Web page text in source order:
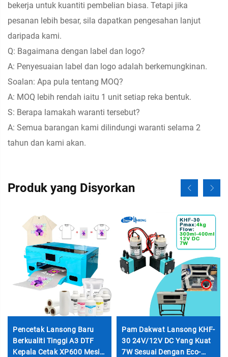
bekerja untuk kuantiti pembelian biasa. Tetapi jika
pesanan lebih besar, sila dapatkan pengesahan lanjut
daripada kami.
Q: Bagaimana dengan label dan logo?
A: Penyesuaian label dan logo adalah berkemungkinan.
Soalan: Apa pula tentang MOQ?
A: MOQ lebih rendah iaitu 1 unit setiap reka bentuk.
S: Berapa lamakah waranti tersebut?
A: Semua barangan kami dilindungi waranti selama 2
tahun dan kami akan.
Produk yang Disyorkan
Pencetak Lansong Baru
Berkualiti Tinggi A3 DTF
Kepala Cetak XP600 Mesin
Pam Dakwat Lansong KHF-
30 24V/12V DC Yang Kuat
7W Sesuai Dengan Eco-